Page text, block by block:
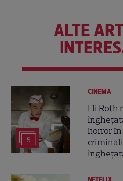
ALTE
5
CINEMA
Eli Roth
horror